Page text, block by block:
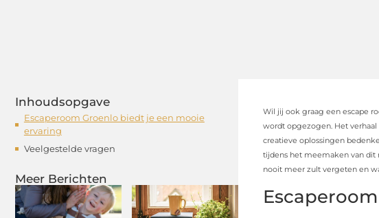
Inhoudsopgave
Escaperoom Groenlo biedt je een mooie
ervaring
Veelgestelde vragen
Meer Berichten
Wil jij ook graag een escape
wordt opgezogen. Het
creatieve oplossingen
tijdens het meemaken van dit
nooit meer zult vergeten en